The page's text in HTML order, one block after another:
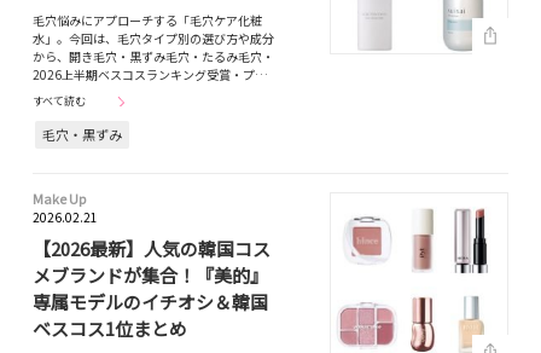
毛穴悩みにアプローチする「毛穴ケア化粧
水」。今回は、毛穴タイプ別の選び方や成分
から、開き毛穴・黒ずみ毛穴・たるみ毛穴・
2026上半期ベスコスランキング受賞・プ…
すべて読む
毛穴・黒ずみ
Make Up
2026.02.21
【2026最新】人気の韓国コス
メブランドが集合！『美的』
専属モデルのイチオシ＆韓国
ベスコス1位まとめ